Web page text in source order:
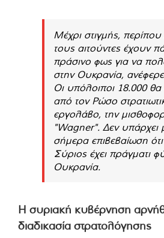
Μέχρι στιγμής,
τους αιτούντες έχουν
πράσινο φως για να
στην Ουκρανία,
Οι υπόλοιποι 18.000
από τον Ρώσο
εργολάβο, την
"Wagner". Δεν υπάρχει
σήμερα επιβεβαίωση
Σύριος έχει πράγματι
Ουκρανία.
Η συριακή κυβέρνηση
διαδικασία στρατολόγησης